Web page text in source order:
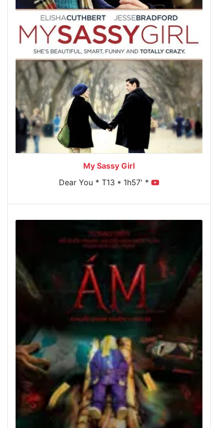
My Sassy Girl
Dear You * T13 * 1h57' *